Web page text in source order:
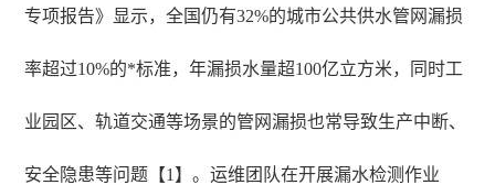
专项报告》显示，全国仍有32%的城市公共供水管网漏损
率超过10%的*标准，年漏损水量超100亿立方米，同时工
业园区、轨道交通等场景的管网漏损也常导致生产中断、
安全隐患等问题【1】。运维团队在开展漏水检测作业